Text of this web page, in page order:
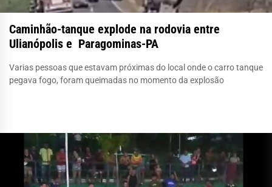
Caminhão-tanque explode na rodovia entre
Ulianópolis e Paragominas-PA
Varias pessoas que estavam próximas do local onde o carro tanque
pegava fogo, foram queimadas no momento da explosão